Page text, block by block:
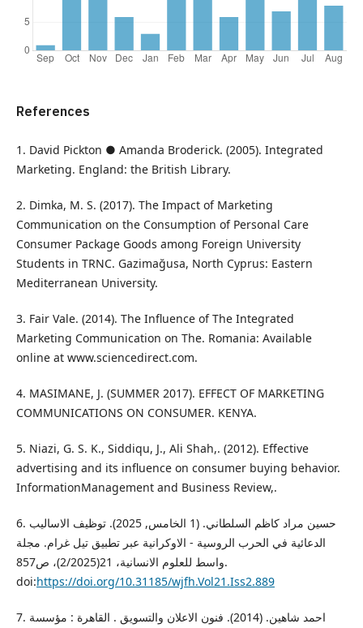
References
1. David Pickton ● Amanda Broderick. (2005). Integrated
Marketing. England: the British Library.
2. Dimka, M. S. (2017). The Impact of Marketing
Communication on the Consumption of Personal Care
Consumer Package Goods among Foreign University
Students in TRNC. Gazimağusa, North Cyprus: Eastern
Mediterranean University.
3. Fair Vale. (2014). The Influence of The Integrated
Marketing Communication on The. Romania: Available
online at www.sciencedirect.com.
4. MASIMANE, J. (SUMMER 2017). EFFECT OF MARKETING
COMMUNICATIONS ON CONSUMER. KENYA.
5. Niazi, G. S. K., Siddiqu, J., Ali Shah,. (2012). Effective
advertising and its influence on consumer buying behavior.
InformationManagement and Business Review,.
6. حسين مراد كاظم السلطاني. (1 الخامس, 2025). توظيف الاساليب
الدعائية في الحرب الروسية - الاوكرانية عبر تطبيق تيل غرام. مجلة
واسط للعلوم الانسانية، 21(2/2025)، ص857.
doi:https://doi.org/10.31185/wjfh.Vol21.Iss2.889
7. احمد شاهين. (2014). فنون الاعلان والتسويق . القاهرة : مؤسسة